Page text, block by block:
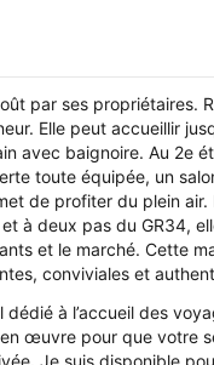
par ses propriétaires.
Elle peut accueillir
avec baignoire. Au 2e
toute équipée, un
de profiter du plein air.
à deux pas du GR34,
et le marché. Cette
conviviales et
à l’accueil des
œuvre pour que votre
Je suis disponible